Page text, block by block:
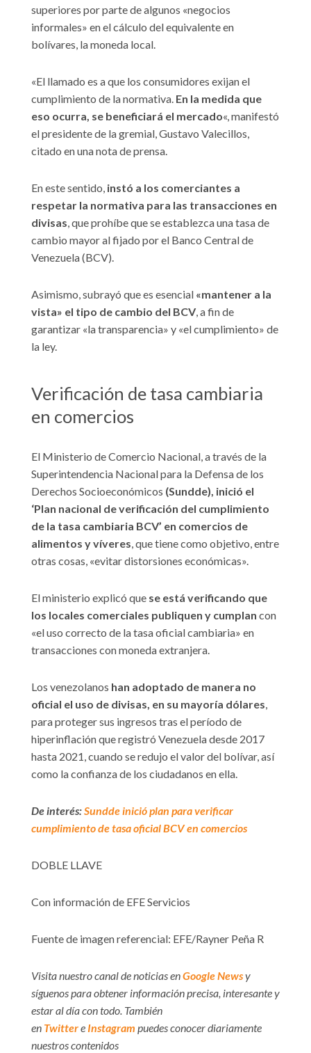
superiores por parte de algunos «negocios
informales» en el cálculo del equivalente en
bolívares, la moneda local.
«El llamado es a que los consumidores exijan el
cumplimiento de la normativa. En la medida que
eso ocurra, se beneficiará el mercado«, manifestó
el presidente de la gremial, Gustavo Valecillos,
citado en una nota de prensa.
En este sentido, instó a los comerciantes a
respetar la normativa para las transacciones en
divisas, que prohíbe que se establezca una tasa de
cambio mayor al fijado por el Banco Central de
Venezuela (BCV).
Asimismo, subrayó que es esencial «mantener a la
vista» el tipo de cambio del BCV, a fin de
garantizar «la transparencia» y «el cumplimiento» de
la ley.
Verificación de tasa cambiaria
en comercios
El Ministerio de Comercio Nacional, a través de la
Superintendencia Nacional para la Defensa de los
Derechos Socioeconómicos (Sundde), inició el
‘Plan nacional de verificación del cumplimiento
de la tasa cambiaria BCV’ en comercios de
alimentos y víveres, que tiene como objetivo, entre
otras cosas, «evitar distorsiones económicas».
El ministerio explicó que se está verificando que
los locales comerciales publiquen y cumplan con
«el uso correcto de la tasa oficial cambiaria» en
transacciones con moneda extranjera.
Los venezolanos han adoptado de manera no
oficial el uso de divisas, en su mayoría dólares,
para proteger sus ingresos tras el período de
hiperinflación que registró Venezuela desde 2017
hasta 2021, cuando se redujo el valor del bolívar, así
como la confianza de los ciudadanos en ella.
De interés:Sundde inició plan para verificar
cumplimiento de tasa oficial BCV en comercios
DOBLE LLAVE
Con información de EFE Servicios
Fuente de imagen referencial: EFE/Rayner Peña R
Visita nuestro canal de noticias enGoogle Newsy
síguenos para obtener información precisa, interesante y
estar al día con todo. También
en Twittere Instagram puedes conocer diariamente
nuestros contenidos